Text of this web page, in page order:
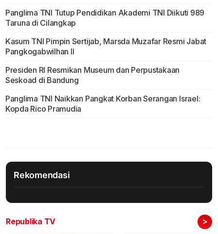
Panglima TNI Tutup Pendidikan Akademi TNI Diikuti 989
Taruna di Cilangkap
Kasum TNI Pimpin Sertijab, Marsda Muzafar Resmi Jabat
Pangkogabwilhan II
Presiden RI Resmikan Museum dan Perpustakaan
Seskoad di Bandung
Panglima TNI Naikkan Pangkat Korban Serangan Israel:
Kopda Rico Pramudia
Rekomendasi
Republika TV >